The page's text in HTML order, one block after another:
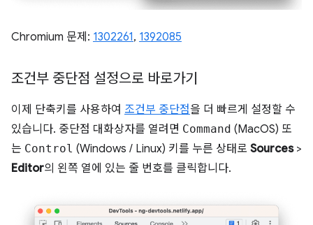
Chromium 문제: 1302261, 1392085
조건부 중단점 설정으로 바로가기
이제 단축키를 사용하여 조건부 중단점을 더 빠르게 설정할 수
있습니다. 중단점 대화상자를 열려면 Command (MacOS) 또
는 Control (Windows / Linux) 키를 누른 상태로 Sources>
Editor의 왼쪽 열에 있는 줄 번호를 클릭합니다.